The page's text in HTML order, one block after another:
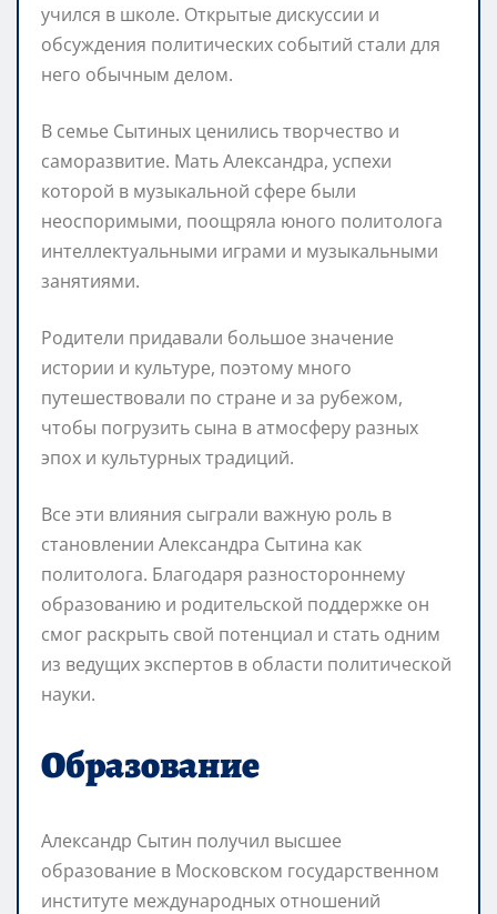
учился в школе. Открытые дискуссии и
обсуждения политических событий стали для
него обычным делом.
В семье Сытиных ценились творчество и
саморазвитие. Мать Александра, успехи
которой в музыкальной сфере были
неоспоримыми, поощряла юного политолога
интеллектуальными играми и музыкальными
занятиями.
Родители придавали большое значение
истории и культуре, поэтому много
путешествовали по стране и за рубежом,
чтобы погрузить сына в атмосферу разных
эпох и культурных традиций.
Все эти влияния сыграли важную роль в
становлении Александра Сытина как
политолога. Благодаря разностороннему
образованию и родительской поддержке он
смог раскрыть свой потенциал и стать одним
из ведущих экспертов в области политической
науки.
Образование
Александр Сытин получил высшее
образование в Московском государственном
институте международных отношений